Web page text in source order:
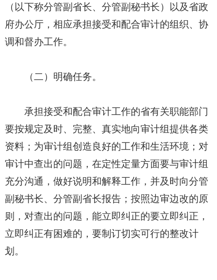
（以下称分管副省长、分管副秘书长）以及省政
府办公厅，相应承担接受和配合审计的组织、协
调和督办工作。
（二）明确任务。
承担接受和配合审计工作的省有关职能部门
要按规定及时、完整、真实地向审计组提供各类
资料；为审计组创造良好的工作和生活环境；对
审计中查出的问题，在定性定量方面要与审计组
充分沟通，做好说明和解释工作，并及时向分管
副秘书长、分管副省长报告；按照边审边改的原
则，对查出的问题，能立即纠正的要立即纠正，
立即纠正有困难的，要制订切实可行的整改计
划。